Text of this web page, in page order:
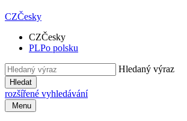
CZČesky
CZČesky
PLPo polsku
Hledaný výraz
Hledat
rozšířené vyhledávání
Menu